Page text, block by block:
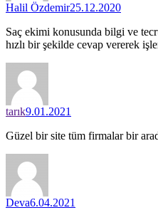
Halil Özdemir25.12.2020
Saç ekimi konusunda bilgi ve
hızlı bir şekilde cevap vererek
tarık9.01.2021
Güzel bir site tüm firmalar bir
Deva6.04.2021